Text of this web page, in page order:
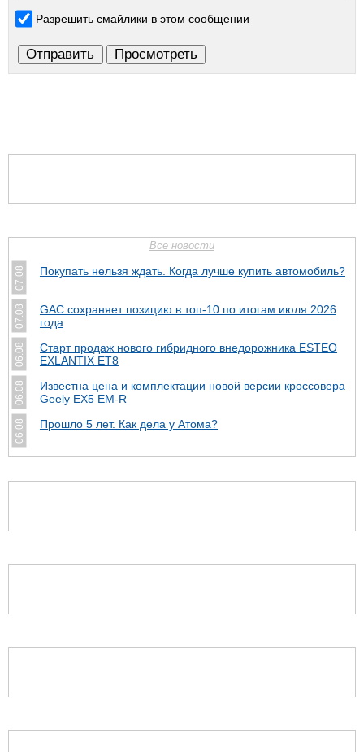
Разрешить смайлики в этом сообщении
Все новости
07.08 Покупать нельзя ждать. Когда лучше купить автомобиль?
07.08
GAC сохраняет позицию в топ-10 по итогам июля 2026
года
06.08
Старт продаж нового гибридного внедорожника ESTEO
EXLANTIX ET8
06.08
Известна цена и комплектации новой версии кроссовера
Geely EX5 EM-R
06.08 Прошло 5 лет. Как дела у Атома?